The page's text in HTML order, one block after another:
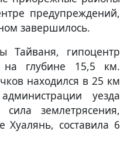
предупреждений,
завершилось.
Тайваня, гипоцентр
на глубине 15,5 км.
находился в 25 км
уезда
землетрясения,
Хуалянь, составила 6